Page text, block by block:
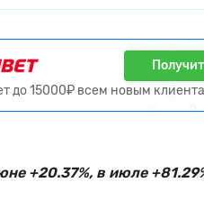
до 15000₽ всем новым
+20.37%, в июле